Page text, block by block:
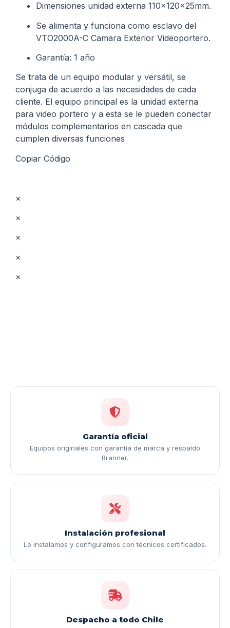
Dimensiones unidad externa 110x120x25mm.
Se alimenta y funciona como esclavo del
VTO2000A-C Camara Exterior Videoportero.
Garantía: 1 año
Se trata de un equipo modular y versátil, se
conjuga de acuerdo a las necesidades de cada
cliente. El equipo principal es la unidad externa
para video portero y a esta se le pueden conectar
módulos complementarios en cascada que
cumplen diversas funciones
Copiar Código
×
×
×
×
×
Garantía oficial
Equipos originales con garantía de marca y respaldo
Branner.
Instalación profesional
Lo instalamos y configuramos con técnicos certificados.
Despacho a todo Chile